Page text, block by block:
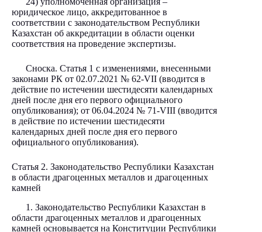
юридическое лицо, аккредитованное в
соответствии с законодательством Республики
Казахстан об аккредитации в области оценки
соответствия на проведение экспертизы.
Сноска. Статья 1 с изменениями, внесенными
законами РК от 02.07.2021 № 62-VII (вводится в
действие по истечении шестидесяти календарных
дней после дня его первого официального
опубликования); от 06.04.2024 № 71-VIII (вводится
в действие по истечении шестидесяти
календарных дней после дня его первого
официального опубликования).
Статья 2. Законодательство Республики Казахстан
в области драгоценных металлов и драгоценных
камней
1. Законодательство Республики Казахстан в
области драгоценных металлов и драгоценных
камней основывается на Конституции Республики